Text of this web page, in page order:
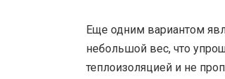
Еще одним вариантом
небольшой вес, что
теплоизоляцией и не